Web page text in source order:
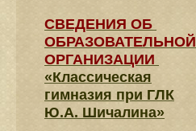
СВЕДЕНИЯ​ ОБ
ОБРАЗОВАТЕЛЬНОЙ
ОРГАНИЗАЦИИ
«Классическая
гимназия при ГЛК
Ю.А. Шичалина»